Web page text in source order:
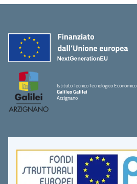
Istituto Tecnico Tecnologico Economico
Galileo Galilei
Arzignano